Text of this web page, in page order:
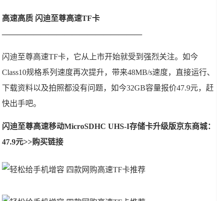
高速高质 闪迪至尊高速TF卡
——————————————————
闪迪至尊高速TF卡，它从上市开始就受到强烈关注。如今
Class10规格系列速度再次提升，带来48MB/s速度，直接运行、
下载资料以及拍照都没有问题，如今32GB容量报价47.9元，赶
快出手吧。
闪迪至尊高速移动MicroSDHC UHS-I存储卡升级版京东商城：
47.9元>>购买链接